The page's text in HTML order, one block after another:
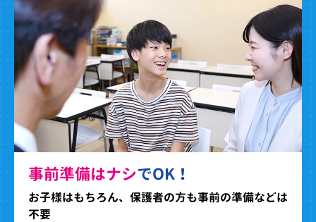
事前準備はナシでOK！
お子様はもちろん、保護者の方も事前の準備などは
不要